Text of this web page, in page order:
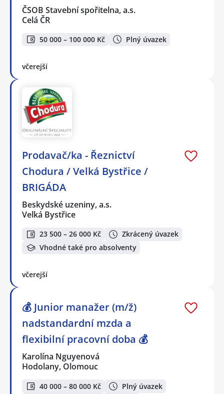
ČSOB Stavební spořitelna, a.s.
Celá ČR
50 000 – 100 000 Kč Plný úvazek
včerejší
Prodavač/ka - Řeznictví
Chodura / Velká Bystřice /
BRIGÁDA
Beskydské uzeniny, a.s.
Velká Bystřice
23 500 – 26 000 Kč
Zkrácený úvazek
Vhodné také pro absolventy
včerejší
💰 Junior manažer (m/ž)
nadstandardní mzda a
flexibilní pracovní doba 💰
Karolína Nguyenová
Hodolany, Olomouc
40 000 – 80 000 Kč
Plný úvazek